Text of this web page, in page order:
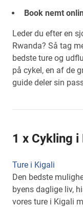
Book nemt
Leder du efter en
Rwanda? Så tag
bedste ture og
på cykel, en af de
guide deler sin
1 x Cykling i
Ture i Kigali
Den bedste
byens daglige liv,
vores ture i Kigali